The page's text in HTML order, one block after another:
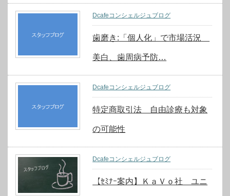
Dcafeコンシェルジュブログ
歯磨き:「個人化」で市場活況
美白、歯周病予防…
Dcafeコンシェルジュブログ
特定商取引法 自由診療も対象
の可能性
Dcafeコンシェルジュブログ
【ｾﾐﾅｰ案内】ＫａＶｏ社 ユニ